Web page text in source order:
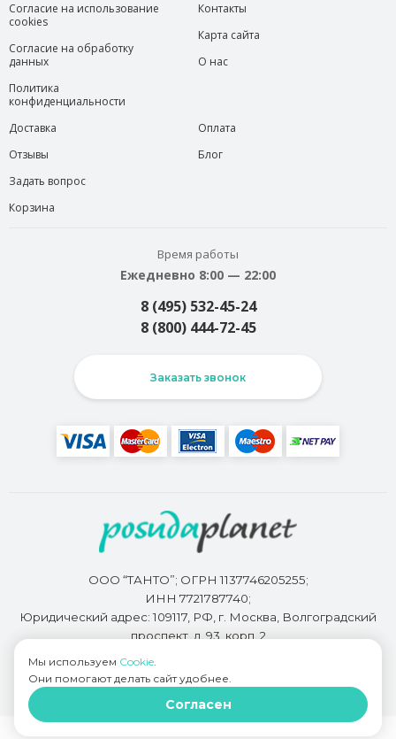
Согласие на использование
cookies
Согласие на обработку
данных
Политика
конфиденциальности
Контакты
Карта сайта
О нас
Доставка
Отзывы
Задать вопрос
Корзина
Оплата
Блог
Время работы
Ежедневно 8:00 — 22:00
8 (495) 532-45-24
8 (800) 444-72-45
Заказать звонок
ООО “ТАНТО”; ОГРН 1137746205255;
ИНН 7721787740;
Юридический адрес: 109117, РФ, г. Москва, Волгоградский
проспект, д. 93, корп. 2
Разработкой сайта занимается
Мы используем Cookie.
Они помогают делать сайт удобнее.
Согласен